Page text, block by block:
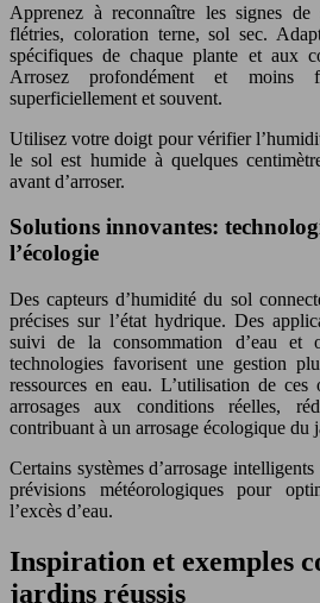
Apprenez à reconnaître les signes
flétries, coloration terne, sol sec.
spécifiques de chaque plante et aux
Arrosez profondément et moins
superficiellement et souvent.
Utilisez votre doigt pour vérifier
le sol est humide à quelques
avant d’arroser.
Solutions innovantes:
l’écologie
Des capteurs d’humidité du sol
précises sur l’état hydrique. Des
suivi de la consommation d’eau et
technologies favorisent une gestion
ressources en eau. L’utilisation de ces
arrosages aux conditions réelles,
contribuant à un arrosage écologique du
Certains systèmes d’arrosage
prévisions météorologiques pour
l’excès d’eau.
Inspiration et exemples
jardins réussis